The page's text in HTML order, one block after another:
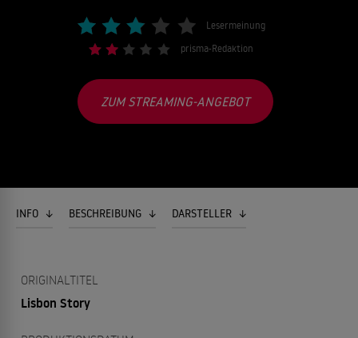
Lesermeinung
prisma-Redaktion
ZUM STREAMING-ANGEBOT
INFO BESCHREIBUNG DARSTELLER
ORIGINALTITEL
Lisbon Story